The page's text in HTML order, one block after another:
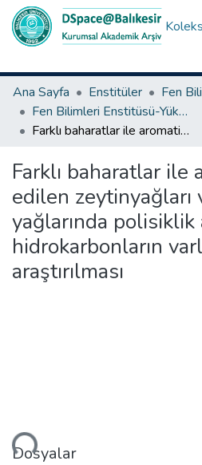
Ana Sayfa
Enstitüler
Fen
Fen Bilimleri Enstitüsü-Yüksek Lisans Tezleri
Farklı baharatlar ile aromatize edilen zeytinyağları ve rafine pirina yağlarında polisiklik aromatik hidrokarbonların varlığının araştırılması
Farklı baharatlar ile
edilen zeytinyağları
yağlarında
hidrokarbonların
araştırılması
Dosyalar